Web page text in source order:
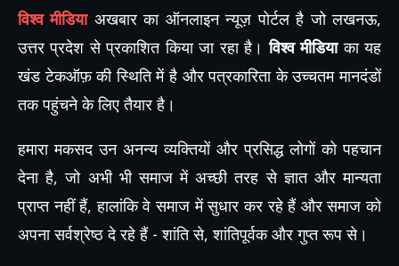
विश्व मीडियाअखबार का ऑनलाइन न्यूज़ पोर्टल है जो लखनऊ,
उत्तर प्रदेश से प्रकाशित किया जा रहा है।विश्व मीडियाका यह
खंड टेकऑफ़ की स्थिति में है और पत्रकारिता के उच्चतम मानदंडों
तक पहुंचने के लिए तैयार है।
हमारा मकसद उन अनन्य व्यक्तियों और प्रसिद्ध लोगों को पहचान
देना है, जो अभी भी समाज में अच्छी तरह से ज्ञात और मान्यता
प्राप्त नहीं हैं, हालांकि वे समाज में सुधार कर रहे हैं और समाज को
अपना सर्वश्रेष्ठ दे रहे हैं - शांति से, शांतिपूर्वक और गुप्त रूप से।